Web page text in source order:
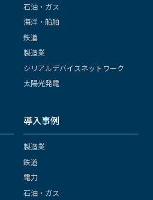
石油・ガス
海洋・船舶
鉄道
製造業
シリアルデバイスネットワーク
太陽光発電
導入事例
製造業
鉄道
電力
石油・ガス